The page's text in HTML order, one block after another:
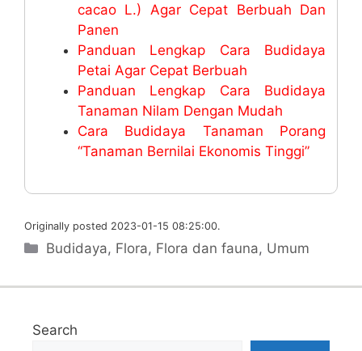
cacao L.) Agar Cepat Berbuah Dan
Panen
Panduan Lengkap Cara Budidaya
Petai Agar Cepat Berbuah
Panduan Lengkap Cara Budidaya
Tanaman Nilam Dengan Mudah
Cara Budidaya Tanaman Porang
“Tanaman Bernilai Ekonomis Tinggi”
Originally posted 2023-01-15 08:25:00.
Categories
Budidaya, Flora, Flora dan fauna, Umum
Search